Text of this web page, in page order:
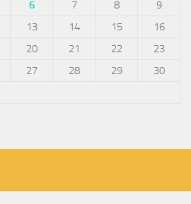
6 7 8
9
13 14 15
16
20 21 22
23
27 28 29
30